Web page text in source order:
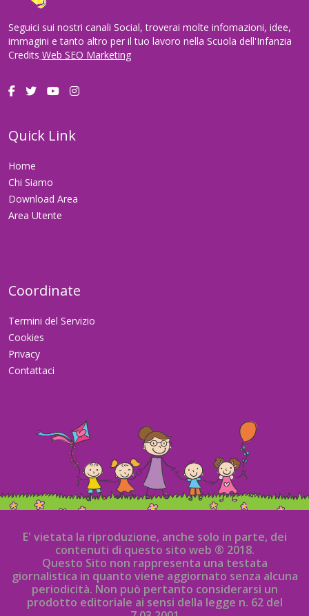
Seguici sui nostri canali Social, troverai molte infomazioni, idee,
immagini e tanto altro per il tuo lavoro nella Scuola dell'Infanzia
Credits Web SEO Marketing
Quick Link
Home
Chi Siamo
Download Area
Area Utente
Coordinate
Termini del Servizio
Cookies
Privacy
Contattaci
E' vietata la riproduzione, anche solo in parte, dei
contenuti di questo sito web ® 2018.
Questo Sito non rappresenta una testata
giornalistica in quanto viene aggiornato senza alcuna
periodicità. Non può pertanto considerarsi un
prodotto editoriale ai sensi della legge n. 62 del